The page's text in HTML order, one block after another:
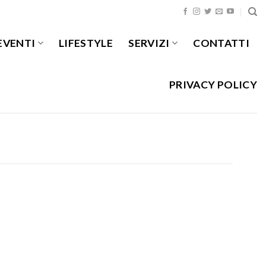
LIFESTYLE SERVIZI CONTATTI
PRIVACY POLICY